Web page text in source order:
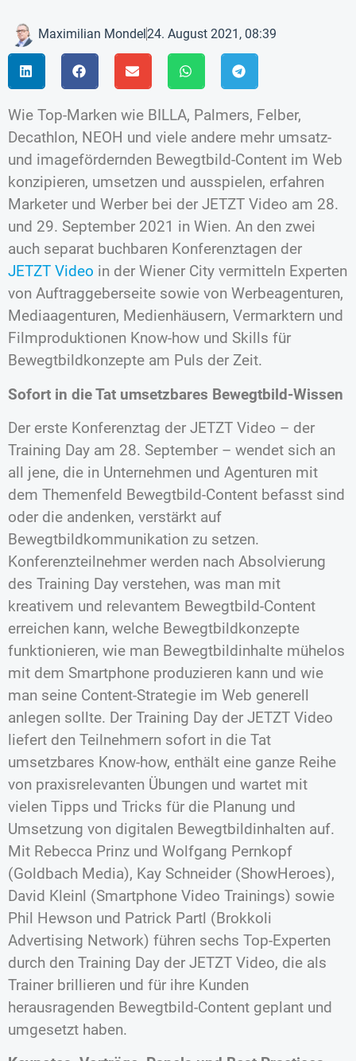
Maximilian Mondel24. August 2021, 08:39
Wie Top-Marken wie BILLA, Palmers, Felber,
Decathlon, NEOH und viele andere mehr umsatz-
und imagefördernden Bewegtbild-Content im Web
konzipieren, umsetzen und ausspielen, erfahren
Marketer und Werber bei der JETZT Video am 28.
und 29. September 2021 in Wien. An den zwei
auch separat buchbaren Konferenztagen der
JETZT Video in der Wiener City vermitteln Experten
von Auftraggeberseite sowie von Werbeagenturen,
Mediaagenturen, Medienhäusern, Vermarktern und
Filmproduktionen Know-how und Skills für
Bewegtbildkonzepte am Puls der Zeit.
Sofort in die Tat umsetzbares Bewegtbild-Wissen
Der erste Konferenztag der JETZT Video – der
Training Day am 28. September – wendet sich an
all jene, die in Unternehmen und Agenturen mit
dem Themenfeld Bewegtbild-Content befasst sind
oder die andenken, verstärkt auf
Bewegtbildkommunikation zu setzen.
Konferenzteilnehmer werden nach Absolvierung
des Training Day verstehen, was man mit
kreativem und relevantem Bewegtbild-Content
erreichen kann, welche Bewegtbildkonzepte
funktionieren, wie man Bewegtbildinhalte mühelos
mit dem Smartphone produzieren kann und wie
man seine Content-Strategie im Web generell
anlegen sollte. Der Training Day der JETZT Video
liefert den Teilnehmern sofort in die Tat
umsetzbares Know-how, enthält eine ganze Reihe
von praxisrelevanten Übungen und wartet mit
vielen Tipps und Tricks für die Planung und
Umsetzung von digitalen Bewegtbildinhalten auf.
Mit Rebecca Prinz und Wolfgang Pernkopf
(Goldbach Media), Kay Schneider (ShowHeroes),
David Kleinl (Smartphone Video Trainings) sowie
Phil Hewson und Patrick Partl (Brokkoli
Advertising Network) führen sechs Top-Experten
durch den Training Day der JETZT Video, die als
Trainer brillieren und für ihre Kunden
herausragenden Bewegtbild-Content geplant und
umgesetzt haben.